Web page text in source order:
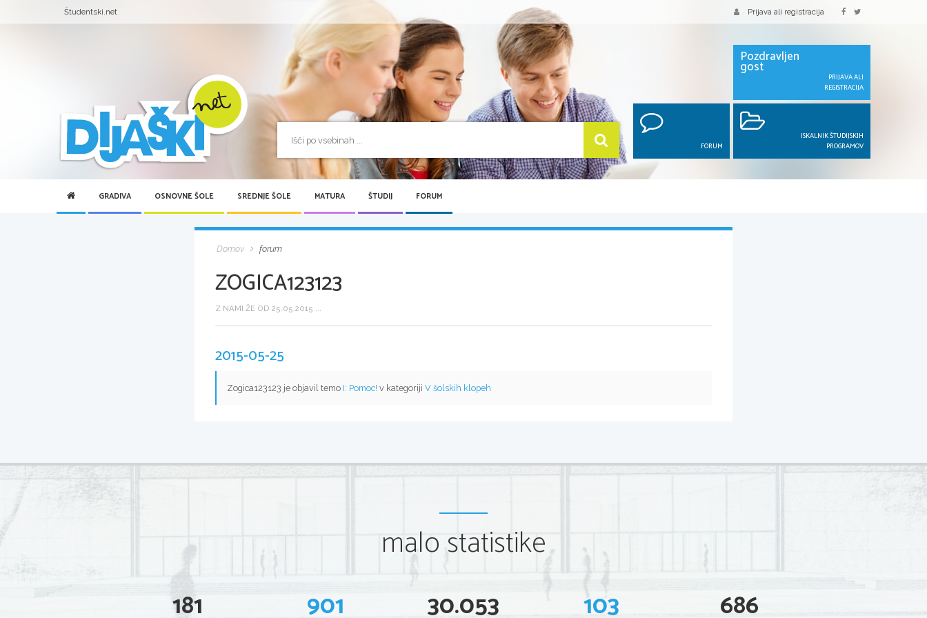
Študentski.net Prijava ali registracija
Pozdravljen
gost
PRIJAVA ALI
REGISTRACIJA
FORUM
ISKALNIK ŠTUDIJSKIH
PROGRAMOV
GRADIVA OSNOVNE ŠOLE SREDNJE ŠOLE MATURA ŠTUDIJ FORUM
Domov forum
ZOGICA123123
Z NAMI ŽE OD 25.05.2015 ...
2015-05-25
Zogica123123 je objavil temo I: Pomoc! v kategoriji V šolskih klopeh
malo statistike
181 901 30.053 103 686